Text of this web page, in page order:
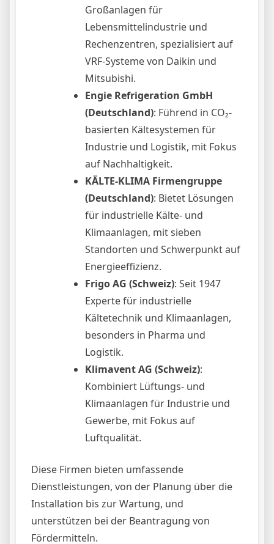
Großanlagen für
Lebensmittelindustrie und
Rechenzentren, spezialisiert auf
VRF-Systeme von Daikin und
Mitsubishi.
Engie Refrigeration GmbH
(Deutschland): Führend in CO₂-
basierten Kältesystemen für
Industrie und Logistik, mit Fokus
auf Nachhaltigkeit.
KÄLTE-KLIMA Firmengruppe
(Deutschland): Bietet Lösungen
für industrielle Kälte- und
Klimaanlagen, mit sieben
Standorten und Schwerpunkt auf
Energieeffizienz.
Frigo AG (Schweiz): Seit 1947
Experte für industrielle
Kältetechnik und Klimaanlagen,
besonders in Pharma und
Logistik.
Klimavent AG (Schweiz):
Kombiniert Lüftungs- und
Klimaanlagen für Industrie und
Gewerbe, mit Fokus auf
Luftqualität.
Diese Firmen bieten umfassende
Dienstleistungen, von der Planung über die
Installation bis zur Wartung, und
unterstützen bei der Beantragung von
Fördermitteln.